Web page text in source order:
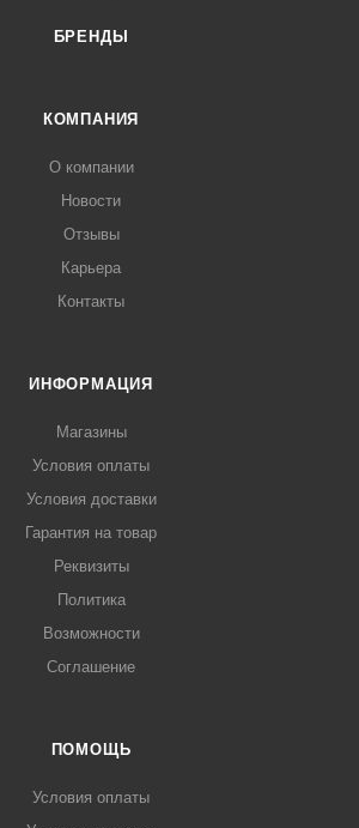
БРЕНДЫ
КОМПАНИЯ
О компании
Новости
Отзывы
Карьера
Контакты
ИНФОРМАЦИЯ
Магазины
Условия оплаты
Условия доставки
Гарантия на товар
Реквизиты
Политика
Возможности
Соглашение
ПОМОЩЬ
Условия оплаты